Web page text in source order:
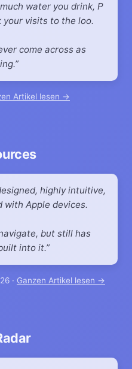
water you drink, P
visits to the loo.
come across as
Artikel lesen →
highly intuitive,
Apple devices.
but still has
into it.
· Ganzen Artikel lesen →